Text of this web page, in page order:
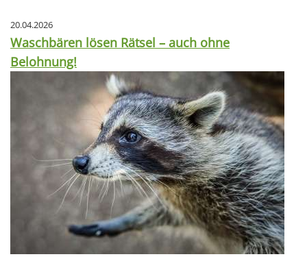
20.04.2026
Waschbären lösen Rätsel – auch ohne
Belohnung!